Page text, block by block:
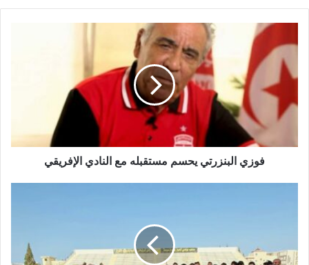
فوزي البنزرتي يحسم مستقبله مع النادي الإفريقي